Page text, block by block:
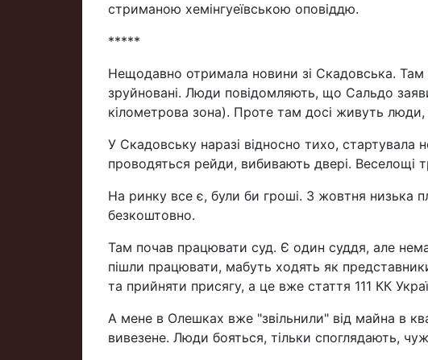
стриманою хемінгуеївською оповіддю.
*****
Нещодавно отримала новини зі Скадовська. Там
зруйновані. Люди повідомляють, що Сальдо
кілометрова зона). Проте там досі живуть
У Скадовську наразі відносно тихо, стартувала
проводяться рейди, вибивають двері. Веселощі
На ринку все є, були би гроші. З жовтня низька
безкоштовно.
Там почав працювати суд. Є один суддя, але
пішли працювати, мабуть ходять як
та прийняти присягу, а це вже стаття 111 КК
А мене в Олешках вже "звільнили" від майна в
вивезене. Люди бояться, тільки споглядають,